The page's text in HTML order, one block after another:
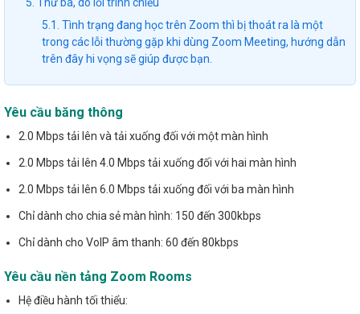
5.1. Tình trạng đang học trên Zoom thì bị thoát ra là một
trong các lỗi thường gặp khi dùng Zoom Meeting, hướng dẫn
trên đây hi vọng sẽ giúp được bạn.
Yêu cầu băng thông
2.0 Mbps tải lên và tải xuống đối với một màn hình
2.0 Mbps tải lên 4.0 Mbps tải xuống đối với hai màn hình
2.0 Mbps tải lên 6.0 Mbps tải xuống đối với ba màn hình
Chỉ dành cho chia sẻ màn hình: 150 đến 300kbps
Chỉ dành cho VoIP âm thanh: 60 đến 80kbps
Yêu cầu nền tảng Zoom Rooms
Hệ điều hành tối thiểu: